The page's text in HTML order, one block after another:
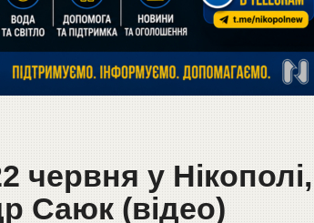
червня у Нікополі,
Саюк (відео)